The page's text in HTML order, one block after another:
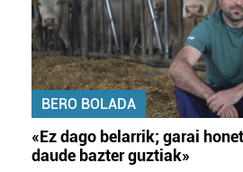
BERO BOLADA
«Ez dago belarrik; garai
daude bazter guztiak»